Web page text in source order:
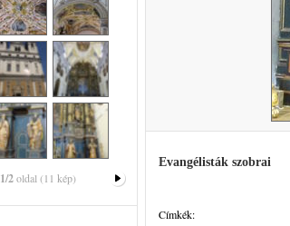
1/2oldal (11 kép)
Evangélisták szobrai
Címkék: